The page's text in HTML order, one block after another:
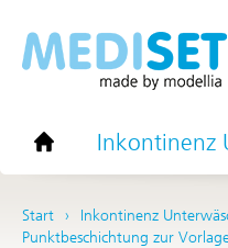
Inkontinenz
Start Inkontinenz
Punktbeschichtung zur